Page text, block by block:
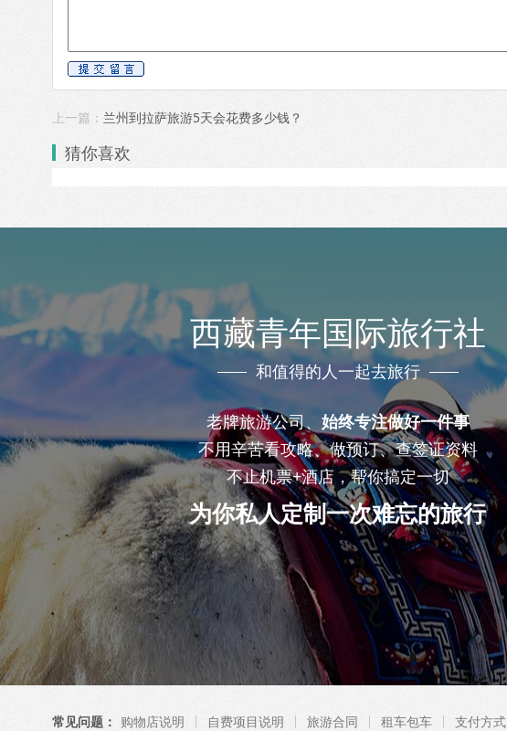
上一篇： 兰州到拉萨旅游5天会花费多少钱？
猜你喜欢
西藏青年国际旅行社
和值得的人一起去旅行
老牌旅游公司、始终专注做好一件事
不用辛苦看攻略、做预订、查签证资料
不止机票+酒店，帮你搞定一切
为你私人定制一次难忘的旅行
常见问题： 购物店说明 自费项目说明 旅游合同 租车包车 支付方式